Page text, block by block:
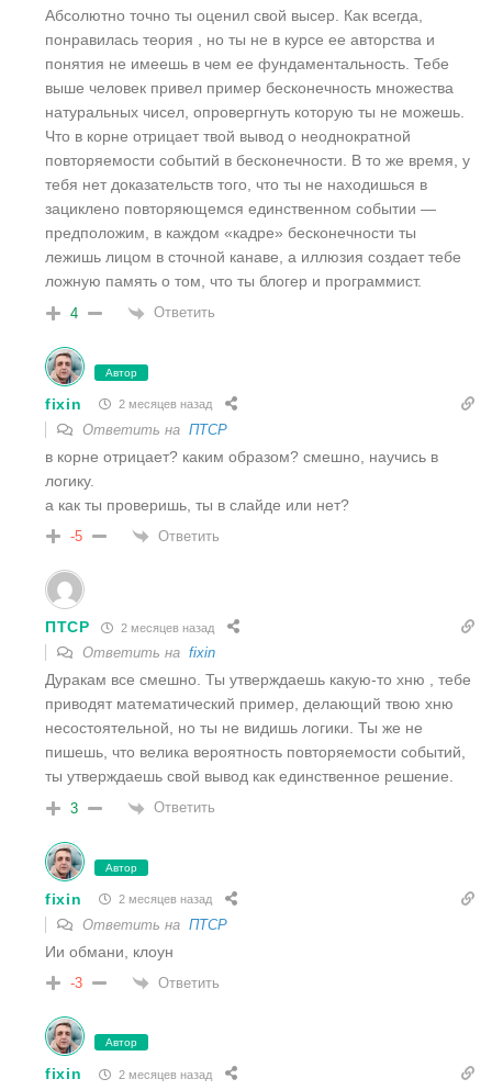
Абсолютно точно ты оценил свой высер. Как всегда,
понравилась теория , но ты не в курсе ее авторства и
понятия не имеешь в чем ее фундаментальность. Тебе
выше человек привел пример бесконечность множества
натуральных чисел, опровергнуть которую ты не можешь.
Что в корне отрицает твой вывод о неоднократной
повторяемости событий в бесконечности. В то же время, у
тебя нет доказательств того, что ты не находишься в
зациклено повторяющемся единственном событии —
предположим, в каждом «кадре» бесконечности ты
лежишь лицом в сточной канаве, а иллюзия создает тебе
ложную память о том, что ты блогер и программист.
4 Ответить
Автор
fixin 2 месяцев назад
Ответить на ПТСР
в корне отрицает? каким образом? смешно, научись в
логику.
а как ты проверишь, ты в слайде или нет?
-5 Ответить
ПТСР 2 месяцев назад
Ответить на fixin
Дуракам все смешно. Ты утверждаешь какую-то хню , тебе
приводят математический пример, делающий твою хню
несостоятельной, но ты не видишь логики. Ты же не
пишешь, что велика вероятность повторяемости событий,
ты утверждаешь свой вывод как единственное решение.
3 Ответить
Автор
fixin 2 месяцев назад
Ответить на ПТСР
Ии обмани, клоун
-3 Ответить
Автор
fixin 2 месяцев назад